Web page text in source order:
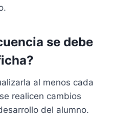
se debe
al menos cada
realicen cambios
del alumno.